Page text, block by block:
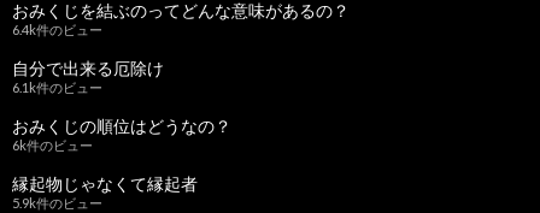
おみくじを結ぶのってどんな意味があるの？
6.4k件のビュー
自分で出来る厄除け
6.1k件のビュー
おみくじの順位はどうなの？
6k件のビュー
縁起物じゃなくて縁起者
5.9k件のビュー